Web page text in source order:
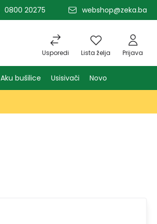
0800 20275 webshop@zeka.ba
Usporedi Lista želja Prijava
Aku bušilice Usisivači Novo